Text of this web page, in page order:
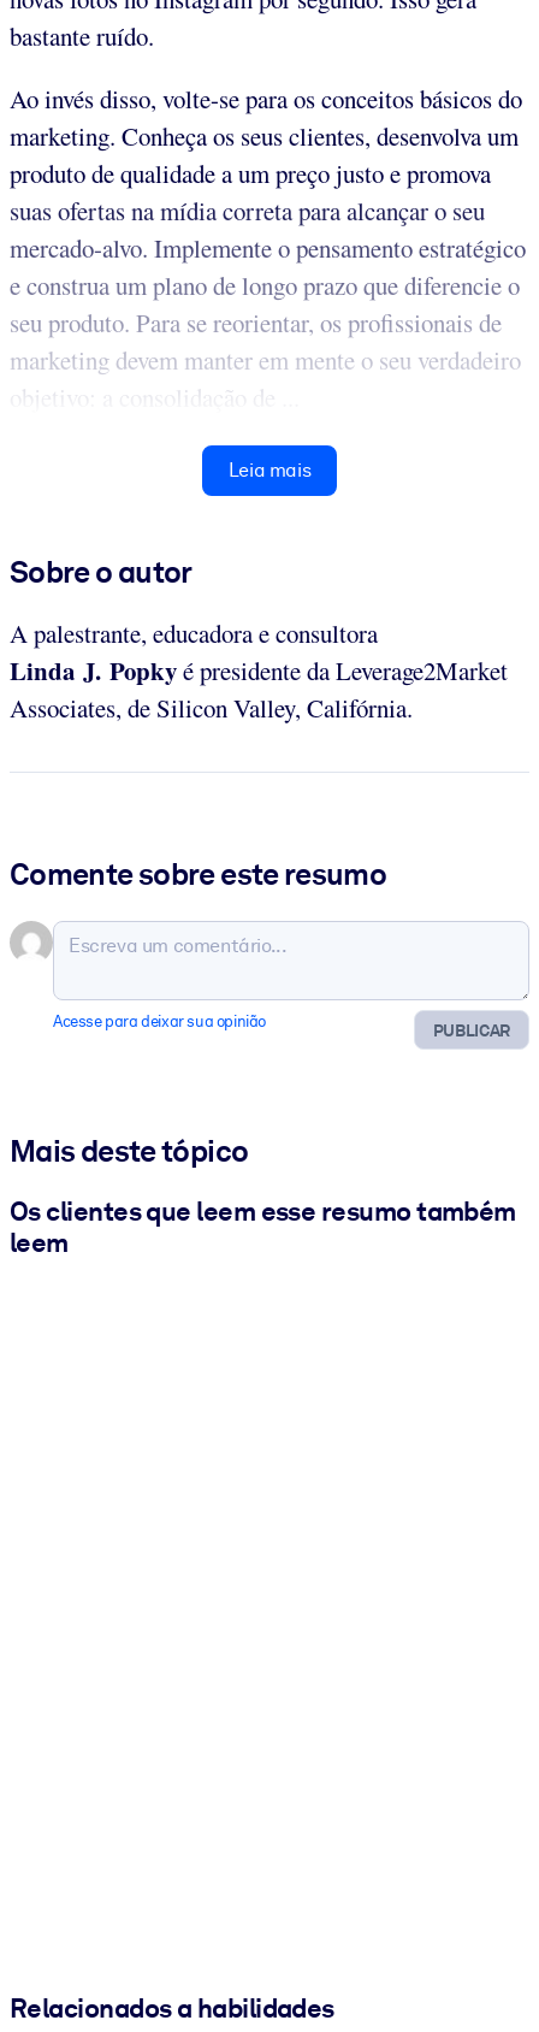
bastante ruído.
Ao invés disso, volte-se para os conceitos básicos do
marketing. Conheça os seus clientes, desenvolva um
produto de qualidade a um preço justo e promova
suas ofertas na mídia correta para alcançar o seu
mercado-alvo. Implemente o pensamento estratégico
e construa um plano de longo prazo que diferencie o
seu produto. Para se reorientar, os profissionais de
marketing devem manter em mente o seu verdadeiro
objetivo: a consolidação de ...
Leia mais
Sobre o autor
A palestrante, educadora e consultora
Linda J. Popkyé presidente da Leverage2Market
Associates, de Silicon Valley, Califórnia.
Comente sobre este resumo
PUBLICAR
Acesse para deixar sua opinião
Mais deste tópico
Os clientes que leem esse resumo também
leem
Relacionados a habilidades